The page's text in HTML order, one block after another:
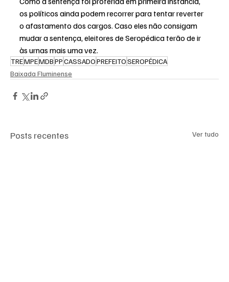
os políticos ainda podem recorrer para tentar reverter
o afastamento dos cargos. Caso eles não consigam
mudar a sentença, eleitores de Seropédica terão de ir
às urnas mais uma vez.
TREMPEMDBPPCASSADOPREFEITOSEROPÉDICA
Baixada Fluminense
Posts recentes Ver tudo